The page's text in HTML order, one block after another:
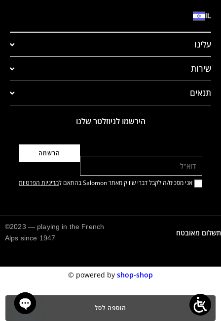
הוספה לסל
IL
עלינו
שירות
תנאים
הירשמו לניוזלטר שלנו
אני מסכימ/ה לקבל דברי שיווק מאתר Salomon בהתאם ל מדיניות הפרטיות
תשלום מאובטח
©2023 — playing in the French
Alps since 1947
powered by shop-shop
©️
chaty